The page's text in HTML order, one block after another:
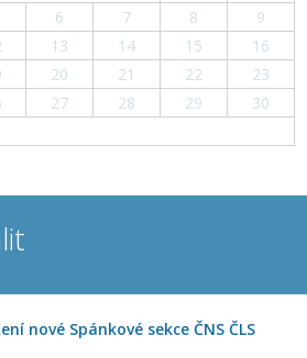
6 7 8
9
13 14 15
16
20 21 22
23
27 28 29
30
nové Spánkové sekce ČNS ČLS